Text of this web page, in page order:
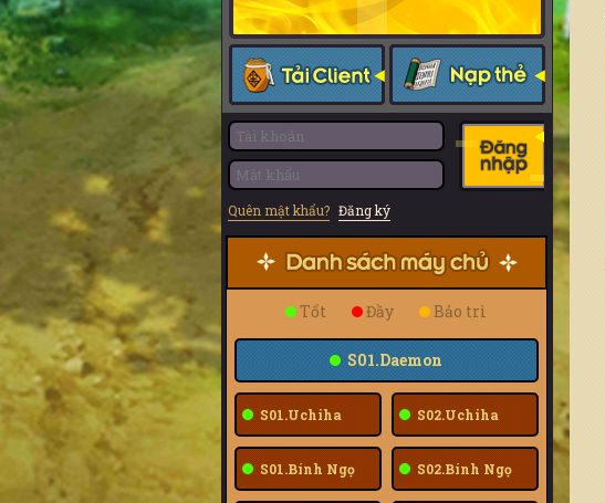
Quên mật khẩu? Đăng ký
Tốt Đầy Bảo trì
S01.Daemon
S02.Uchiha
Sarada
S01.Uchiha
Sarada
S02.Bính Ngọ
S01.Bính Ngọ